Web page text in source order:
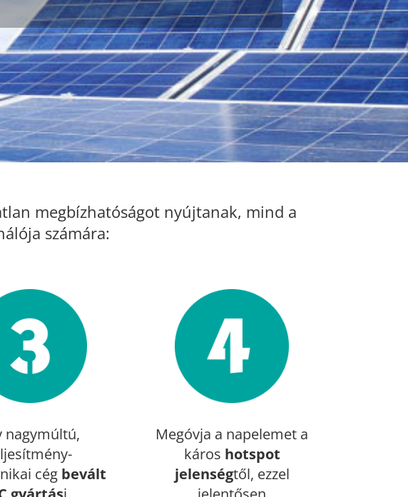
megbízhatóságot nyújtanak, mind a
számára:
nagymúltú,
cég bevált
Megóvja a napelemet a
káros hotspot
jelenségtől, ezzel